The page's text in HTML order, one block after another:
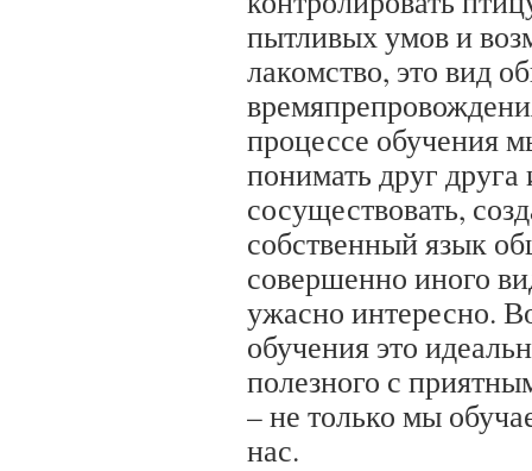
пытливых умов и
лакомство, это вид
процессе обучения
понимать друг
сосуществовать,
собственный язык
совершенно иного
ужасно интересно.
обучения это
полезного с
– не только мы
нас.